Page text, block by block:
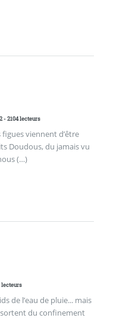
- 2104 lecteurs
viennent d’être
Doudous, du jamais vu
(…)
lecteurs
de l’eau de pluie... mais
du confinement